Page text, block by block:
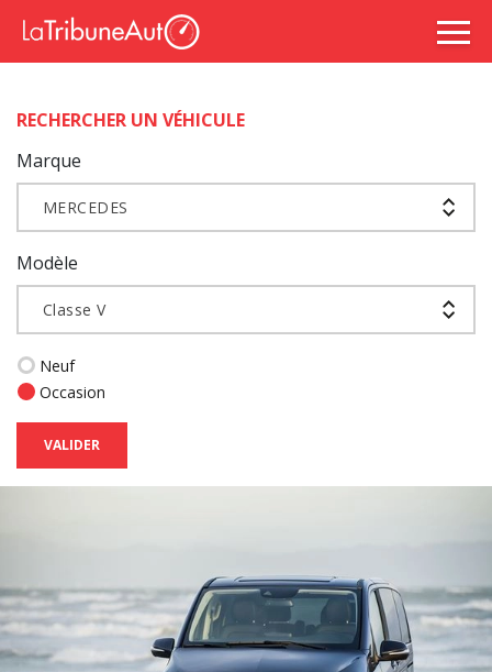
RECHERCHER UN VÉHICULE
Marque
MERCEDES
Modèle
Classe V
Neuf
Occasion
VALIDER